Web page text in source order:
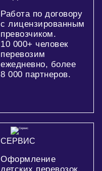
Работа по договору
с лицензированным
превозчиком.
10 000+ человек
перевозим
ежедневно, более
8 000 партнеров.
СЕРВИС
Оформление